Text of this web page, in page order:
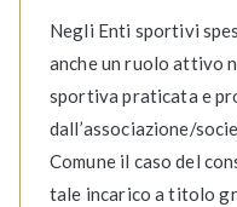
Negli Enti sportivi
anche un ruolo attivo
sportiva praticata e
dall’associazione/
Comune il caso del
tale incarico a titolo